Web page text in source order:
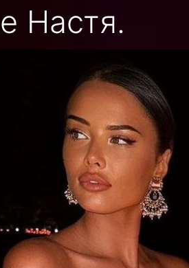
Настя.